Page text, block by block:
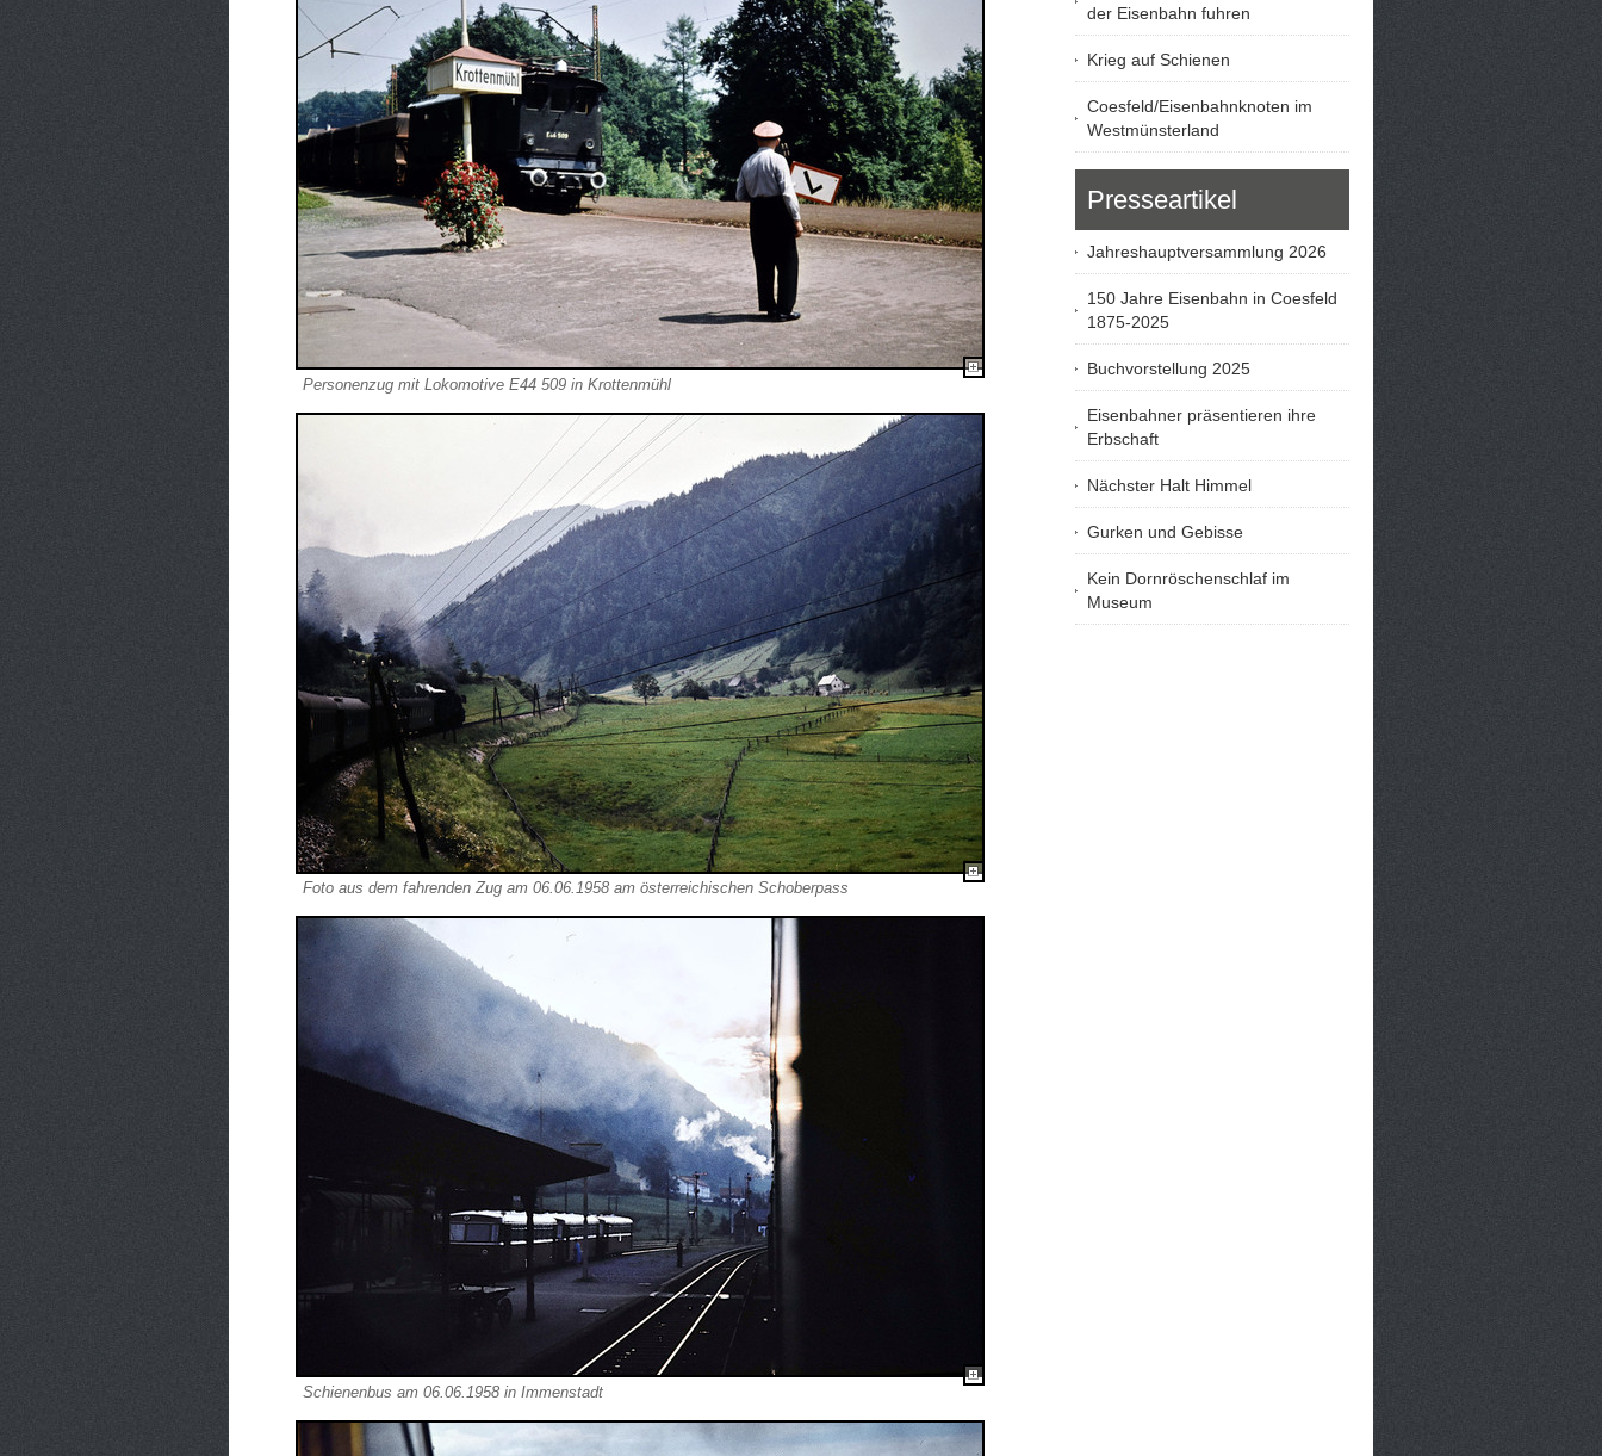
der Eisenbahn fuhren
Krieg auf Schienen
Coesfeld/Eisenbahnknoten im
Westmünsterland
Presseartikel
Jahreshauptversammlung 2026
150 Jahre Eisenbahn in Coesfeld
1875-2025
Buchvorstellung 2025
Eisenbahner präsentieren ihre
Erbschaft
Nächster Halt Himmel
Gurken und Gebisse
Kein Dornröschenschlaf im
Museum
Personenzug mit Lokomotive E44 509 in Krottenmühl
Foto aus dem fahrenden Zug am 06.06.1958 am österreichischen Schoberpass
Schienenbus am 06.06.1958 in Immenstadt